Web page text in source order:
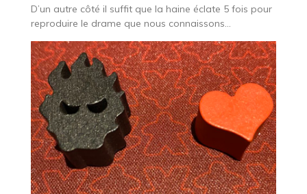
D’un autre côté il suffit que la haine éclate 5 fois pour
reproduire le drame que nous connaissons…